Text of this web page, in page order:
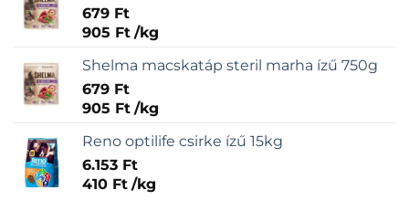
679 Ft
905 Ft /kg
Shelma macskatáp steril marha ízű 750g
679 Ft
905 Ft /kg
Reno optilife csirke ízű 15kg
6.153 Ft
410 Ft /kg